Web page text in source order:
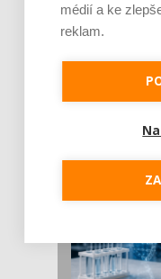
Je jen pro
Pojem
v oblasti
médií a ke
reklam.